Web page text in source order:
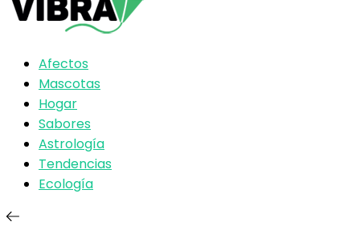
Afectos
Mascotas
Hogar
Sabores
Astrología
Tendencias
Ecología